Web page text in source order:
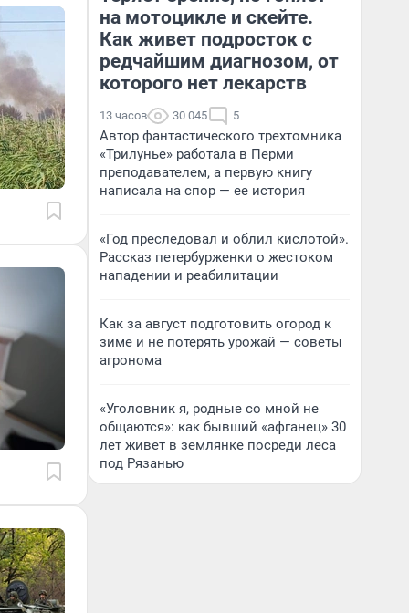
на мотоцикле и скейте.
Как живет подросток с
редчайшим диагнозом, от
которого нет лекарств
13 часов 30 045 5
Автор фантастического трехтомника
«Трилунье» работала в Перми
преподавателем, а первую книгу
написала на спор — ее история
«Год преследовал и облил кислотой».
Рассказ петербурженки о жестоком
нападении и реабилитации
Как за август подготовить огород к
зиме и не потерять урожай — советы
агронома
«Уголовник я, родные со мной не
общаются»: как бывший «афганец» 30
лет живет в землянке посреди леса
под Рязанью